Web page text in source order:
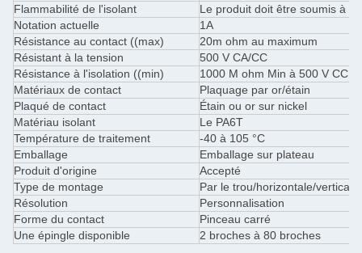
Flammabilité de l'isolant
Le produit doit être soumis à
Notation actuelle
1A
Résistance au contact ((max)
20m ohm au maximum
Résistant à la tension
500 V CA/CC
Résistance à l'isolation ((min)
1000 M ohm Min à 500 V CC
Matériaux de contact
Plaquage par or/étain
Plaqué de contact
Étain ou or sur nickel
Matériau isolant
Le PA6T
Température de traitement
-40 à 105 °C
Emballage
Emballage sur plateau
Produit d'origine
Accepté
Type de montage
Par le trou/horizontale/
Résolution
Personnalisation
Forme du contact
Pinceau carré
Une épingle disponible
2 broches à 80 broches